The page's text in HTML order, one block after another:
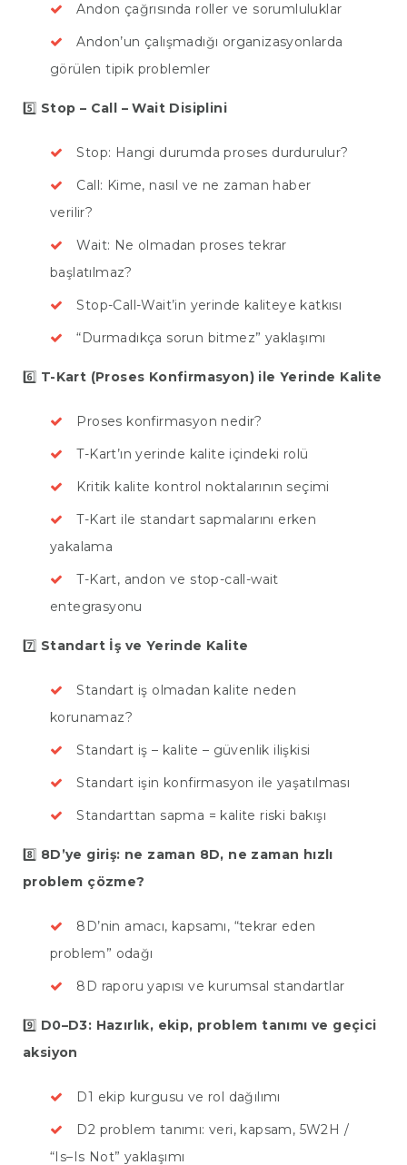
MAKALELER
Andon çağrısında roller ve sorumluluklar
Andon’un çalışmadığı organizasyonlarda
görülen tipik problemler
5️⃣ Stop – Call – Wait Disiplini
Stop: Hangi durumda proses durdurulur?
Call: Kime, nasıl ve ne zaman haber
verilir?
Wait: Ne olmadan proses tekrar
başlatılmaz?
Stop-Call-Wait’in yerinde kaliteye katkısı
“Durmadıkça sorun bitmez” yaklaşımı
6️⃣ T-Kart (Proses Konfirmasyon) ile Yerinde Kalite
Proses konfirmasyon nedir?
T-Kart’ın yerinde kalite içindeki rolü
Kritik kalite kontrol noktalarının seçimi
T-Kart ile standart sapmalarını erken
yakalama
T-Kart, andon ve stop-call-wait
entegrasyonu
7️⃣ Standart İş ve Yerinde Kalite
Standart iş olmadan kalite neden
korunamaz?
Standart iş – kalite – güvenlik ilişkisi
Standart işin konfirmasyon ile yaşatılması
Standarttan sapma = kalite riski bakışı
8️⃣ 8D’ye giriş: ne zaman 8D, ne zaman hızlı
problem çözme?
8D’nin amacı, kapsamı, “tekrar eden
problem” odağı
8D raporu yapısı ve kurumsal standartlar
9️⃣ D0–D3: Hazırlık, ekip, problem tanımı ve geçici
aksiyon
D1 ekip kurgusu ve rol dağılımı
D2 problem tanımı: veri, kapsam, 5W2H /
“Is–Is Not” yaklaşımı